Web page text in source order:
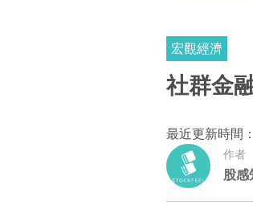
宏觀經濟
社群金
最近更新時間
作者
股感